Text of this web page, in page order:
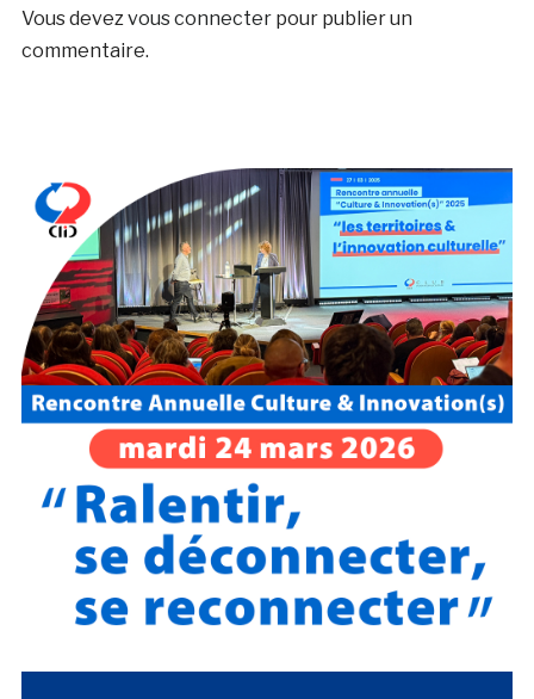
Vous devez vous connecterpour publier un
commentaire.